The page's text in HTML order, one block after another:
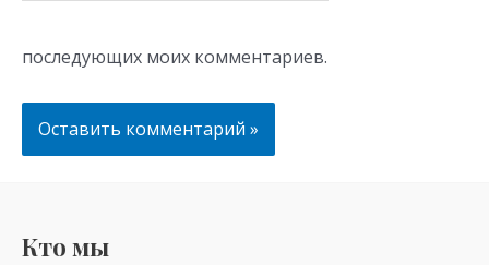
последующих моих комментариев.
Кто мы